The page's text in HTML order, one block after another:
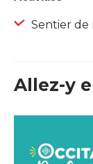
Sentier de
Allez-y